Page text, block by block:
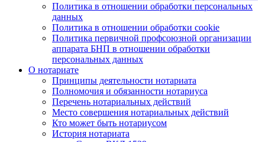
Политика в отношении обработки персональных
данных
Политика в отношении обработки cookie
Политика первичной профсоюзной организации
аппарата БНП в отношении обработки
персональных данных
О нотариате
Принципы деятельности нотариата
Полномочия и обязанности нотариуса
Перечень нотариальных действий
Место совершения нотариальных действий
Кто может быть нотариусом
История нотариата